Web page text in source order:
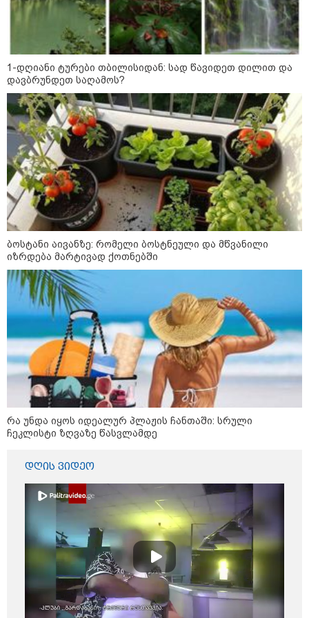
რომ ნია არაფერშუაში არაა?!" -
გიგა ავალიანის საქმეზე ნია
იმნაძეს აკავებენ
ავტომობილი ქვეითს დაეჯახა -
კადრები მერაბ კოსტავას ქუჩიდან
რამ გამოწვია საქართველოს
ელექტროენერგეტიკული სისტემის
სრული გათიშვა - რა დეტალები
ხდება ცნობილი?
პოლიტიკა
13:53 / 05-08-2026
"ვისურვებდით, რომ თინა ბოკუჩავა
ყრილობას დაესწროს" - ანი წითლიძე
1-დღიანი ტურები თბილისიდან: სად წავიდეთ დილით და
დავბრუნდეთ საღამოს?
ბოსტანი აივანზე: რომელი ბოსტნეული და მწვანილი
იზრდება მარტივად ქოთნებში
რა უნდა იყოს იდეალურ პლაჟის ჩანთაში: სრული
ჩეკლისტი ზღვაზე წასვლამდე
დღის ვიდეო